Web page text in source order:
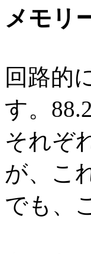
メモリ
回路的
す。
それぞ
が、こ
でも、